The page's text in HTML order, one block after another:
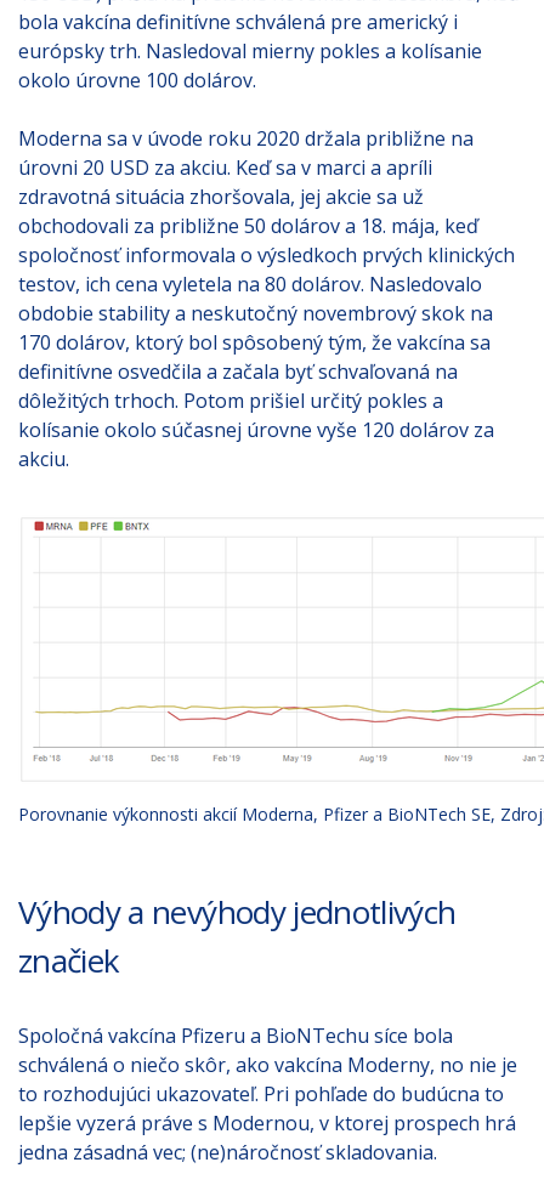
bola vakcína definitívne schválená pre americký i
európsky trh. Nasledoval mierny pokles a kolísanie
okolo úrovne 100 dolárov.
Moderna sa v úvode roku 2020 držala približne na
úrovni 20 USD za akciu. Keď sa v marci a apríli
zdravotná situácia zhoršovala, jej akcie sa už
obchodovali za približne 50 dolárov a 18. mája, keď
spoločnosť informovala o výsledkoch prvých klinických
testov, ich cena vyletela na 80 dolárov. Nasledovalo
obdobie stability a neskutočný novembrový skok na
170 dolárov, ktorý bol spôsobený tým, že vakcína sa
definitívne osvedčila a začala byť schvaľovaná na
dôležitých trhoch. Potom prišiel určitý pokles a
kolísanie okolo súčasnej úrovne vyše 120 dolárov za
akciu.
Porovnanie výkonnosti akcií Moderna, Pfizer a BioNTech SE,
Výhody a nevýhody jednotlivých
značiek
Spoločná vakcína Pfizeru a BioNTechu síce bola
schválená o niečo skôr, ako vakcína Moderny, no nie je
to rozhodujúci ukazovateľ. Pri pohľade do budúcna to
lepšie vyzerá práve s Modernou, v ktorej prospech hrá
jedna zásadná vec; (ne)náročnosť skladovania.